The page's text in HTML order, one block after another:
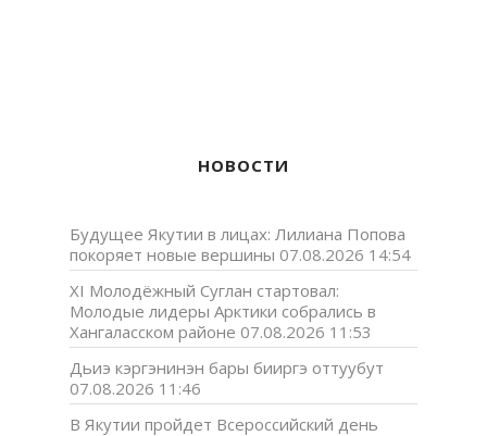
НОВОСТИ
Будущее Якутии в лицах: Лилиана Попова
покоряет новые вершины 07.08.2026 14:54
XI Молодёжный Суглан стартовал:
Молодые лидеры Арктики собрались в
Хангаласском районе 07.08.2026 11:53
Дьиэ кэргэнинэн бары бииргэ оттуубут
07.08.2026 11:46
В Якутии пройдет Всероссийский день